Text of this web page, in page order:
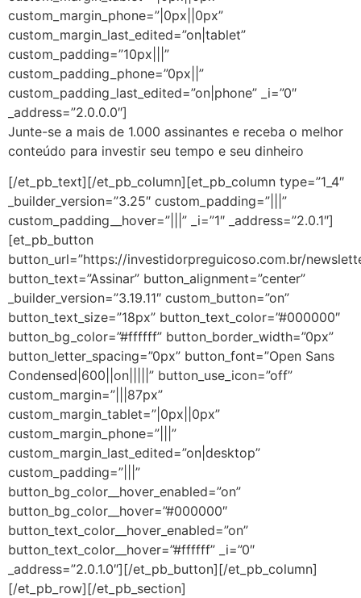
custom_margin_phone=”|0px||0px”
custom_margin_last_edited=”on|tablet”
custom_padding=”10px|||”
custom_padding_phone=”0px||”
custom_padding_last_edited=”on|phone” _i=”0″
_address=”2.0.0.0″]
Junte-se a mais de 1.000 assinantes e receba o melhor
conteúdo para investir seu tempo e seu dinheiro
[/et_pb_text][/et_pb_column][et_pb_column type=”1_4″
_builder_version=”3.25″ custom_padding=”|||”
custom_padding__hover=”|||” _i=”1″ _address=”2.0.1″]
[et_pb_button
button_url=”https://investidorpreguicoso.com.br/
button_text=”Assinar” button_alignment=”center”
_builder_version=”3.19.11″ custom_button=”on”
button_text_size=”18px” button_text_color=”#000000″
button_bg_color=”#ffffff” button_border_width=”0px”
button_letter_spacing=”0px” button_font=”Open Sans
Condensed|600||on|||||” button_use_icon=”off”
custom_margin=”|||87px”
custom_margin_tablet=”|0px||0px”
custom_margin_phone=”|||”
custom_margin_last_edited=”on|desktop”
custom_padding=”|||”
button_bg_color__hover_enabled=”on”
button_bg_color__hover=”#000000″
button_text_color__hover_enabled=”on”
button_text_color__hover=”#ffffff” _i=”0″
_address=”2.0.1.0″][/et_pb_button][/et_pb_column]
[/et_pb_row][/et_pb_section]